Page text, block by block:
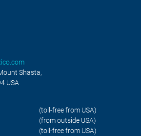
Shasta,
USA
(toll-free from USA)
(from outside USA)
(toll-free from USA)